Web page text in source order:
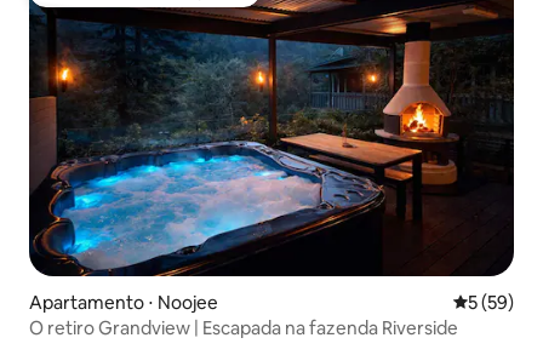
Apartamento ⋅ Noojee 5 de uma
5 (59)
O retiro Grandview | Escapada na fazenda Riverside